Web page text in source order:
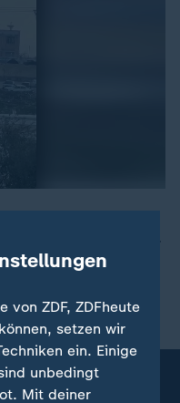
möglich scheinen,
im Raum. Bilder
der Proteste
von ZDF, ZDFheute
setzen wir
ein. Einige
unbedingt
Mit deiner